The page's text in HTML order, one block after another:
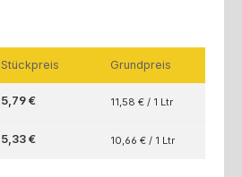
Stückpreis Grundpreis
5,79 € 11,58 € / 1 Ltr
5,33 € 10,66 € / 1 Ltr